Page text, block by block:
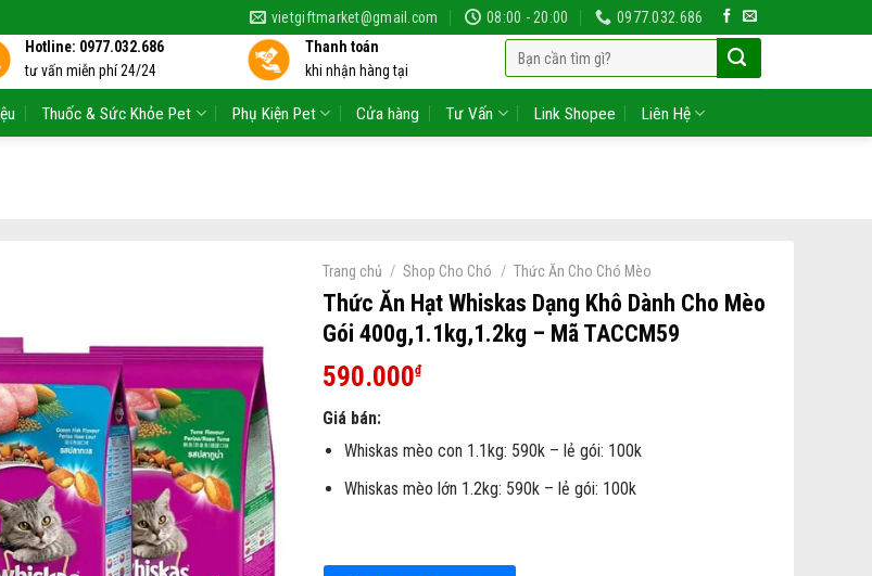
vietgiftmarket@gmail.com 08:00 - 20:00
0977.032.686
Hotline: 0977.032.686
tư vấn miễn phí 24/24
Thanh toán
khi nhận hàng tại
Tìm
kiếm:
Thuốc & Sức Khỏe Pet Phụ Kiện Pet Cửa hàng Tư Vấn Link Shopee Liên Hệ
Trang chủ / Shop Cho Chó / Thức Ăn Cho Chó Mèo
Thức Ăn Hạt Whiskas Dạng Khô Dành Cho Mèo
Gói 400g,1.1kg,1.2kg – Mã TACCM59
590.000₫
Giá bán:
Whiskas mèo con 1.1kg: 590k – lẻ gói: 100k
Whiskas mèo lớn 1.2kg: 590k – lẻ gói: 100k